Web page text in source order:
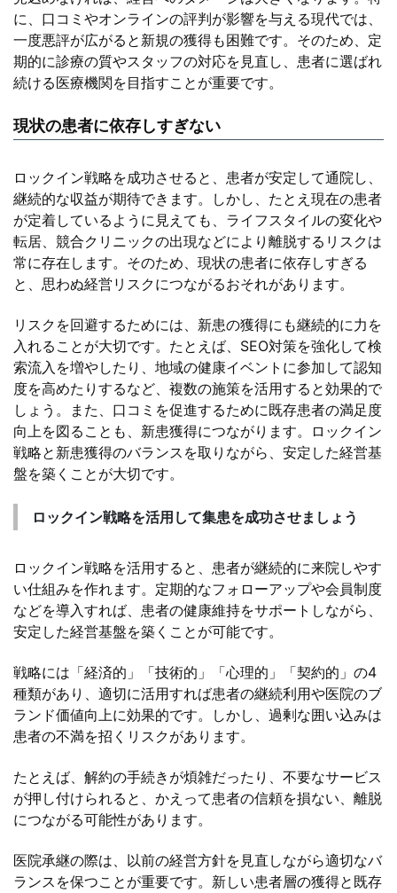
に、口コミやオンラインの評判が影響を与える現代では、
一度悪評が広がると新規の獲得も困難です。そのため、定
期的に診療の質やスタッフの対応を見直し、患者に選ばれ
続ける医療機関を目指すことが重要です。
現状の患者に依存しすぎない
ロックイン戦略を成功させると、患者が安定して通院し、
継続的な収益が期待できます。しかし、たとえ現在の患者
が定着しているように見えても、ライフスタイルの変化や
転居、競合クリニックの出現などにより離脱するリスクは
常に存在します。そのため、現状の患者に依存しすぎる
と、思わぬ経営リスクにつながるおそれがあります。
リスクを回避するためには、新患の獲得にも継続的に力を
入れることが大切です。たとえば、SEO対策を強化して検
索流入を増やしたり、地域の健康イベントに参加して認知
度を高めたりするなど、複数の施策を活用すると効果的で
しょう。また、口コミを促進するために既存患者の満足度
向上を図ることも、新患獲得につながります。ロックイン
戦略と新患獲得のバランスを取りながら、安定した経営基
盤を築くことが大切です。
ロックイン戦略を活用して集患を成功させましょう
ロックイン戦略を活用すると、患者が継続的に来院しやす
い仕組みを作れます。定期的なフォローアップや会員制度
などを導入すれば、患者の健康維持をサポートしながら、
安定した経営基盤を築くことが可能です。
戦略には「経済的」「技術的」「心理的」「契約的」の4
種類があり、適切に活用すれば患者の継続利用や医院のブ
ランド価値向上に効果的です。しかし、過剰な囲い込みは
患者の不満を招くリスクがあります。
たとえば、解約の手続きが煩雑だったり、不要なサービス
が押し付けられると、かえって患者の信頼を損ない、離脱
につながる可能性があります。
医院承継の際は、以前の経営方針を見直しながら適切なバ
ランスを保つことが重要です。新しい患者層の獲得と既存